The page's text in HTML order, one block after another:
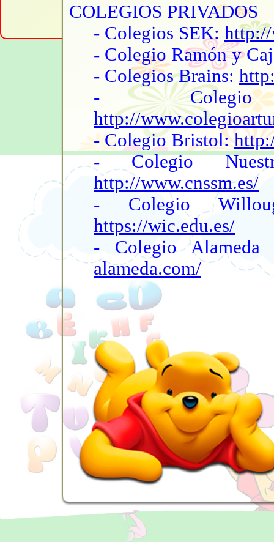
COLEGIOS PRIVADOS
- Colegios SEK: http://
- Colegio Ramón y
- Colegios Brains:
-
http://
- Colegio Bristol:
- Colegio
http://www.cnssm.es/
- Colegio
https://wic.edu.es/
- Colegio
alameda.com/